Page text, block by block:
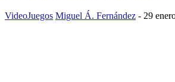
VideoJuegos Miguel Á. Fernández - 29